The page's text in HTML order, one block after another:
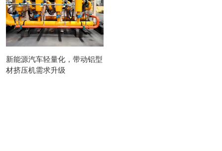
新能源汽车轻量化，带动铝型
材挤压机需求升级